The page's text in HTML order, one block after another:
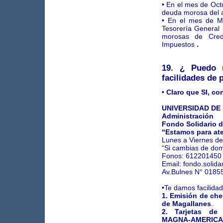
• En el mes de
deuda morosa del
• En el mes de
Tesorería
morosas de
Impuestos .
19. ¿ Puedo
facilidades de
• Claro que SI,
UNIVERSIDAD
Administración
Fondo Solidario
“Estamos para
Lunes a Viernes
“Si cambias de
Fonos:
Email:
Av.Bulnes N°
•Te damos
1. Emisión de
de Magallanes.
2. Tarjetas de
MAGNA-